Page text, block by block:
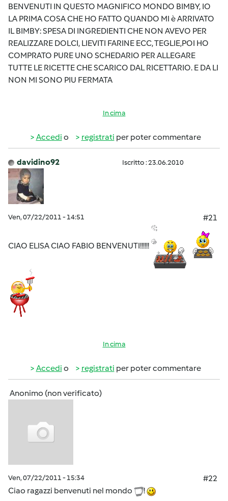
BENVENUTI IN QUESTO MAGNIFICO MONDO BIMBY, IO
LA PRIMA COSA CHE HO FATTO QUANDO MI è ARRIVATO
IL BIMBY: SPESA DI INGREDIENTI CHE NON AVEVO PER
REALIZZARE DOLCI, LIEVITI FARINE ECC, TEGLIE,POI HO
COMPRATO PURE UNO SCHEDARIO PER ALLEGARE
TUTTE LE RICETTE CHE SCARICO DAL RICETTARIO. E DA LI
NON MI SONO PIU FERMATA
In cima
Accedi o registrati per poter commentare
davidino92 Iscritto : 23.06.2010
Ven, 07/22/2011 - 14:51 #21
CIAO ELISA CIAO FABIO BENVENUTI!!!!!!
In cima
Accedi o registrati per poter commentare
Anonimo (non verificato)
Ven, 07/22/2011 - 15:34
#22
Ciao ragazzi benvenuti nel mondo
!